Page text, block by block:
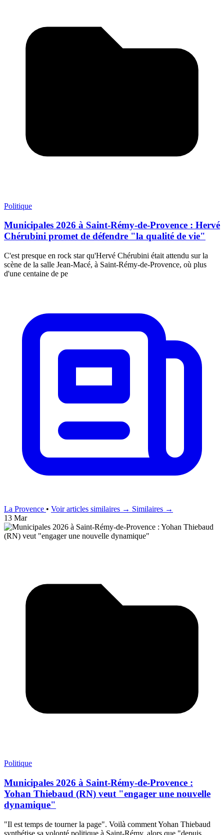
Politique
Municipales 2026 à Saint-Rémy-de-Provence : Hervé
Chérubini promet de défendre "la qualité de vie"
C'est presque en rock star qu'Hervé Chérubini était attendu sur la
scène de la salle Jean-Macé, à Saint-Rémy-de-Provence, où plus
d'une centaine de pe
La Provence • Voir articles similaires → Similaires →
13 Mar
Politique
Municipales 2026 à Saint-Rémy-de-Provence :
Yohan Thiebaud (RN) veut "engager une nouvelle
dynamique"
"Il est temps de tourner la page". Voilà comment Yohan Thiebaud
synthétise sa volonté politique à Saint-Rémy, alors que "depuis